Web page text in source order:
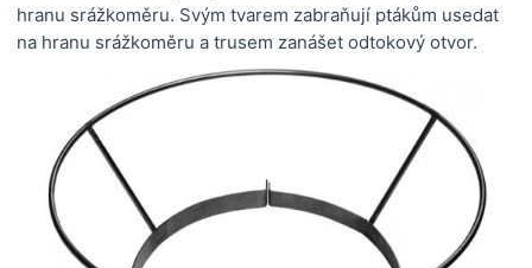
hranu srážkoměru. Svým tvarem zabraňují ptákům usedat
na hranu srážkoměru a trusem zanášet odtokový otvor.